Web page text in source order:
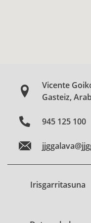
Vicente
Gasteiz,
945 125 100
Irisgarritasuna